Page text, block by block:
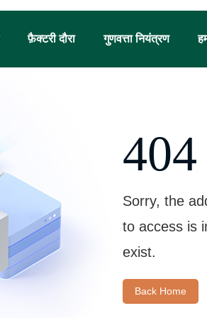
फ़ैक्टरी दौरा गुणवत्ता नियंत्रण
404
Sorry, the
to access is
exist.
Back Home